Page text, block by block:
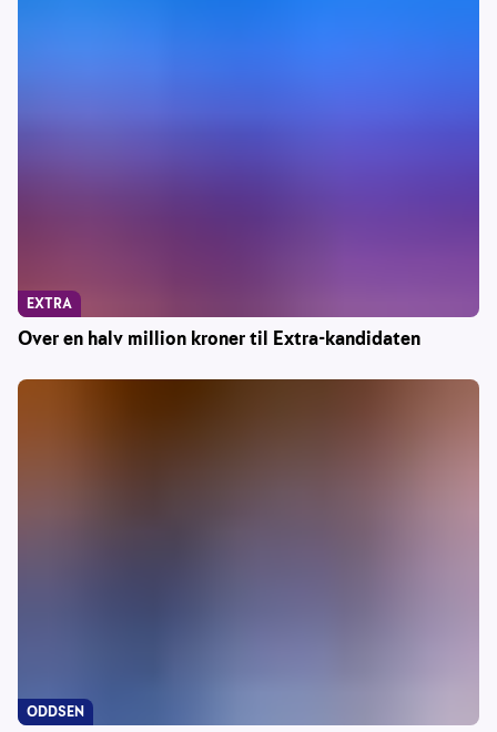
Over en halv million kroner til Extra-kandidaten
EXTRA
ODDSEN